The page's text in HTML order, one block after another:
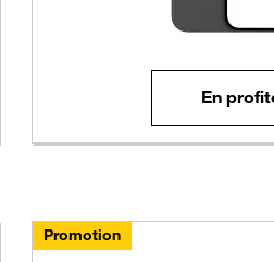
En
Promotion